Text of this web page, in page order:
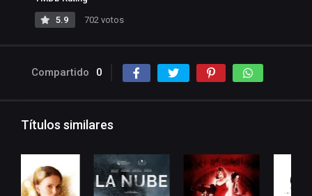
5.9 702 votos
Compartido 0
Títulos similares